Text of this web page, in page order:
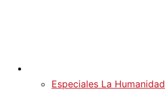
Especiales La Humanidad